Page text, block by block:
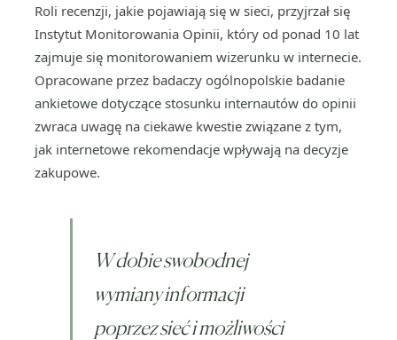
Roli recenzji, jakie pojawiają się w sieci, przyjrzał się
Instytut Monitorowania Opinii, który od ponad 10 lat
zajmuje się monitorowaniem wizerunku w internecie.
Opracowane przez badaczy ogólnopolskie badanie
ankietowe dotyczące stosunku internautów do opinii
zwraca uwagę na ciekawe kwestie związane z tym,
jak internetowe rekomendacje wpływają na decyzje
zakupowe.
W dobie swobodnej
wymiany informacji
poprzez sieć i możliwości